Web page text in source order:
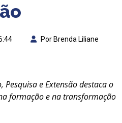
Por Brenda Liliane
Pesquisa e Extensão destaca o
formação e na transformação